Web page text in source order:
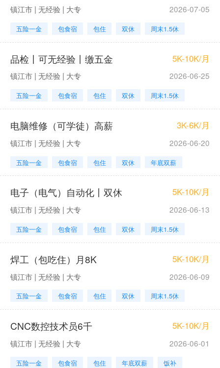
镇江市 | 无经验 | 大专 2026-07-05
五险一金 包食宿 包住 双休 周末1.5休
品检丨可无经验丨缴五金 5K-10K/月
镇江市 | 无经验 | 大专 2026-06-25
五险一金 包食宿 包住 双休 周末1.5休
电脑维修（可学徒）高薪 3K-6K/月
镇江市 | 无经验 | 大专 2026-06-20
五险一金 包食宿 包住 双休 年底双薪
电子（电气）自动化丨双休 5K-10K/月
镇江市 | 无经验 | 大专 2026-06-13
五险一金 包食宿 包住 双休 周末1.5休
焊工（包吃住）月8K 5K-10K/月
镇江市 | 无经验 | 大专 2026-06-09
五险一金 包食宿 包住 双休 周末1.5休
CNC数控技术员6千 5K-10K/月
镇江市 | 无经验 | 大专 2026-06-01
五险一金 包食宿 包住 年底双薪 饭补